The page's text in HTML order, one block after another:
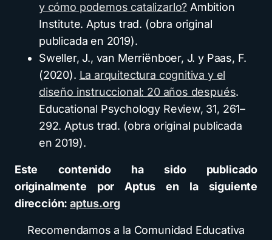
y cómo podemos catalizarlo? Ambition
Institute. Aptus trad. (obra original
publicada en 2019).
Sweller, J., van Merriënboer, J. y Paas, F.
(2020). La arquitectura cognitiva y el
diseño instruccional: 20 años después.
Educational Psychology Review, 31, 261–
292. Aptus trad. (obra original publicada
en 2019).
Este contenido ha sido publicado
originalmente por Aptus en la siguiente
dirección:aptus.org
Recomendamos a la Comunidad Educativa